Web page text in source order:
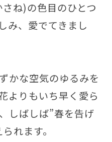
ね)の色目のひとつ
み、愛でてきまし
かな空気のゆるみを
よりもいち早く愛ら
しばしば”春を告げ
れます。